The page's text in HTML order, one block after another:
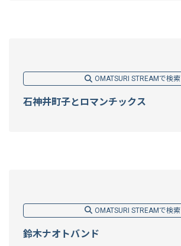
OMATSURI STREAMで検索
石神井町子とロマンチックス
OMATSURI STREAMで検索
鈴木ナオトバンド